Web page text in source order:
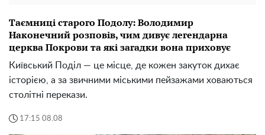
Таємниці старого Подолу: Володимир
Наконечний розповів, чим дивує легендарна
церква Покрови та які загадки вона приховує
Київський Поділ — це місце, де кожен закуток дихає
історією, а за звичними міськими пейзажами ховаються
столітні перекази.
17:15 08.08